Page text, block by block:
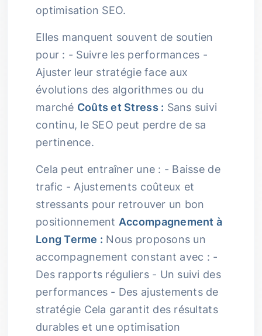
optimisation SEO.
Elles manquent souvent de soutien
pour : - Suivre les performances -
Ajuster leur stratégie face aux
évolutions des algorithmes ou du
marché Coûts et Stress : Sans suivi
continu, le SEO peut perdre de sa
pertinence.
Cela peut entraîner une : - Baisse de
trafic - Ajustements coûteux et
stressants pour retrouver un bon
positionnement Accompagnement à
Long Terme : Nous proposons un
accompagnement constant avec : -
Des rapports réguliers - Un suivi des
performances - Des ajustements de
stratégie Cela garantit des résultats
durables et une optimisation